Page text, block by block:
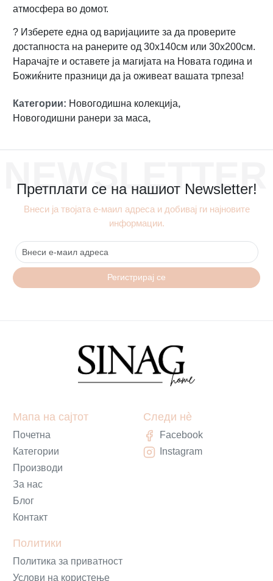
атмосфера во домот.
? Изберете една од варијациите за да проверите
достапноста на ранерите од 30x140см или 30x200см.
Нарачајте и оставете ја магијата на Новата година и
Божиќните празници да ја оживеат вашата трпеза!
Категории: Новогодишна колекција,
Новогодишни ранери за маса,
NEWSLETTER
Претплати се на нашиот Newsletter!
Внеси ја твојата е-маил адреса и добивај ги најновите
информации.
Регистрирај се
Мапа на сајтот
Почетна
Категории
Производи
За нас
Блог
Контакт
Политики
Политика за приватност
Услови на користење
Следи нè
Facebook
Instagram